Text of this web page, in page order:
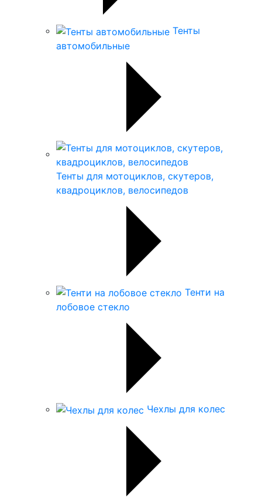
Тенты
автомобильные
Тенты для мотоциклов, скутеров,
квадроциклов, велосипедов
Тенти на
лобовое стекло
Чехлы для колес